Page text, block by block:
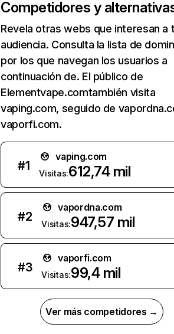
Competidores y
Revela otras webs que interesan a
audiencia. Consulta la lista de
por los que navegan los usuarios a
continuación de. El público de
Elementvape.comtambién visita
vaping.com, seguido de
vaporfi.com.
#1
vaping.com
Visitas:612,74 mil
#2
vapordna.com
Visitas:947,57 mil
#3
vaporfi.com
Visitas:99,4 mil
Ver más competidores →